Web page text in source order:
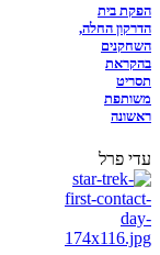
הפקת בית
הדרקון החלה,
השחקנים
בהקראת
תסריט
משותפת
ראשונה
עדי פרל